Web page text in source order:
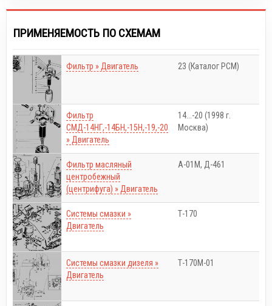
ПРИМЕНЯЕМОСТЬ ПО СХЕМАМ
Фильтр » Двигатель 23 (Каталог РСМ)
Фильтр
СМД-14НГ,-14БН,-15Н,-19,-20
» Двигатель
14...-20 (1998 г.
Москва)
Фильтр масляный
центробежный
(центрифуга) » Двигатель
А-01М, Д-461
Системы смазки »
Двигатель
Т-170
Системы смазки дизеля »
Двигатель
Т-170М-01